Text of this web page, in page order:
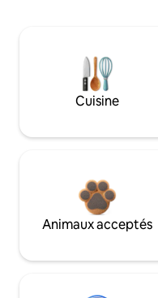
Cuisine
Animaux acceptés